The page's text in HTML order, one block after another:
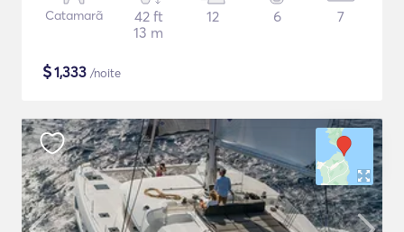
Catamarã
42 ft
13 m
12 6 7
$1,333 /noite